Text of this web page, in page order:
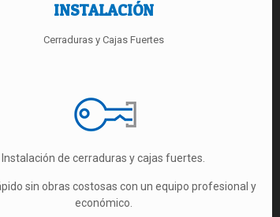
INSTALACIÓN
Cerraduras y Cajas Fuertes
Instalación de cerraduras y cajas fuertes.
sin obras costosas con un equipo profesional y
económico.